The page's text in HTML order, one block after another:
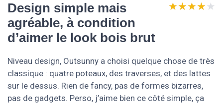
Design simple mais
agréable, à condition
d’aimer le look bois brut
★★★★★
★★★★★
Niveau design, Outsunny a choisi quelque chose de très
classique : quatre poteaux, des traverses, et des lattes
sur le dessus. Rien de fancy, pas de formes bizarres,
pas de gadgets. Perso, j’aime bien ce côté simple, ça